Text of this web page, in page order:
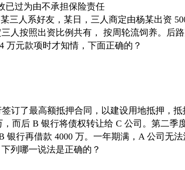
已过为由不承担保险责任
三人系好友，某日，三人商定由杨某出资
人按照出资比例共有， 按周轮流饲养。后
万元款项时才知情，下面正确的？
订了最高额抵押合同，以建设用地抵押，
而后 B 银行将债权转让给 C 公司。第二季
银行再借款 4000 万。一年期满，A 公司无
列哪一说法是正确的？